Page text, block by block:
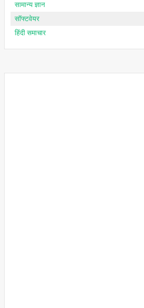
सामान्य ज्ञान
सॉफ्टवेयर
हिंदी समाचार